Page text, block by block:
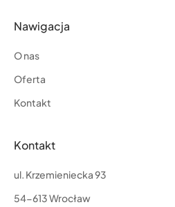
Nawigacja
O nas
Oferta
Kontakt
Kontakt
ul. Krzemieniecka 93
54-613 Wrocław